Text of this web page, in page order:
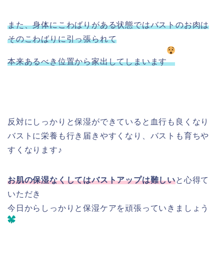
また、身体にこわばりがある状態ではバストのお肉は
そのこわばりに引っ張られて
本来あるべき位置から家出してしまいます
反対にしっかりと保湿ができていると血行も良くなり
バストに栄養も行き届きやすくなり、バストも育ちや
すくなります♪
お肌の保湿なくしてはバストアップは難しいと心得て
いただき
今日からしっかりと保湿ケアを頑張っていきましょう